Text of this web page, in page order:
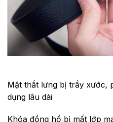
Mặt thắt lưng bị trầy xước,
dụng lâu dài
Khóa đồng hồ bị mất lớp